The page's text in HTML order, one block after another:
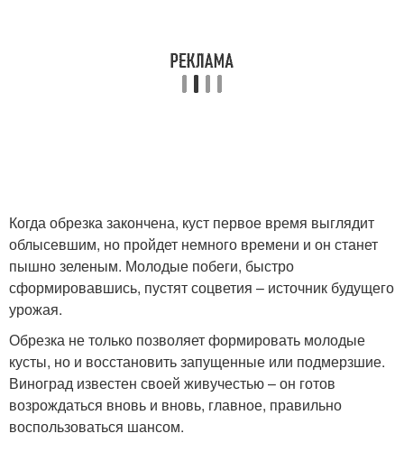
Когда обрезка закончена, куст первое время выглядит
облысевшим, но пройдет немного времени и он станет
пышно зеленым. Молодые побеги, быстро
сформировавшись, пустят соцветия – источник будущего
урожая.
Обрезка не только позволяет формировать молодые
кусты, но и восстановить запущенные или подмерзшие.
Виноград известен своей живучестью – он готов
возрождаться вновь и вновь, главное, правильно
воспользоваться шансом.